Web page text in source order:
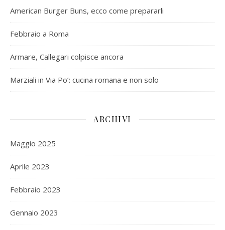
American Burger Buns, ecco come prepararli
Febbraio a Roma
Armare, Callegari colpisce ancora
Marziali in Via Po’: cucina romana e non solo
ARCHIVI
Maggio 2025
Aprile 2023
Febbraio 2023
Gennaio 2023